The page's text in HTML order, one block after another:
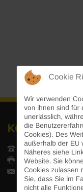
KONTAKT
Telefon: +43
Fax: +43 5338
Email:
Cookie
Wir verwenden
von ihnen sind für
unerlässlich,
die
Cookies). Des
außerhalb der EU
Näheres siehe
Website. Sie
Cookies zulassen
Sie, dass Sie im
nicht alle